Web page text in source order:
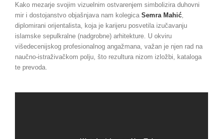
Kako mezarje svojim vizuelnim ostvarenjem simbolizira duhovni
mir i dostojanstvo objašnjava nam kolegica Semra Mahić
diplomirani orijentalista, koja je karijeru posvetila izučavanju
islamske sepulkralne (nadgrobne) arhitekture. U okviru
višedecenijskog profesionalnog angažmana, važan je njen rad na
naučno-istraživačkom polju, što rezultura nizom izložbi, kataloga
te prevoda.